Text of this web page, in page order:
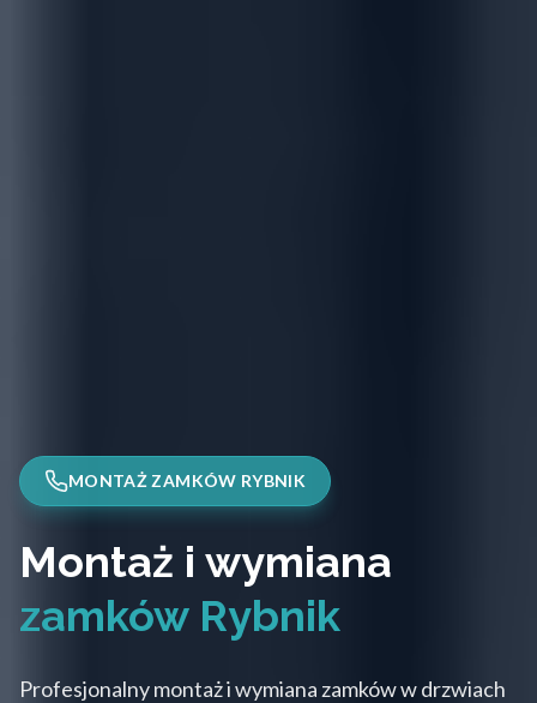
MONTAŻ ZAMKÓW RYBNIK
Montaż i wymiana
zamków Rybnik
Profesjonalny montaż i wymiana zamków w drzwiach